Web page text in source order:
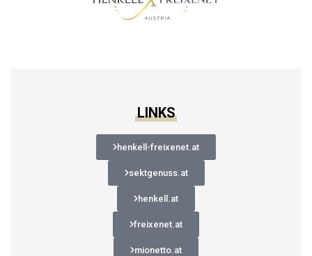
LINKS
henkell-freixenet.at
sektgenuss.at
henkell.at
freixenet.at
mionetto.at